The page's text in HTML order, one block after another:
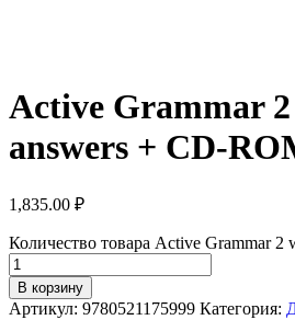
Active Grammar
answers + CD-
1,835.00 ₽
Количество товара Active Grammar
В корзину
Артикул: 9780521175999 Категория: